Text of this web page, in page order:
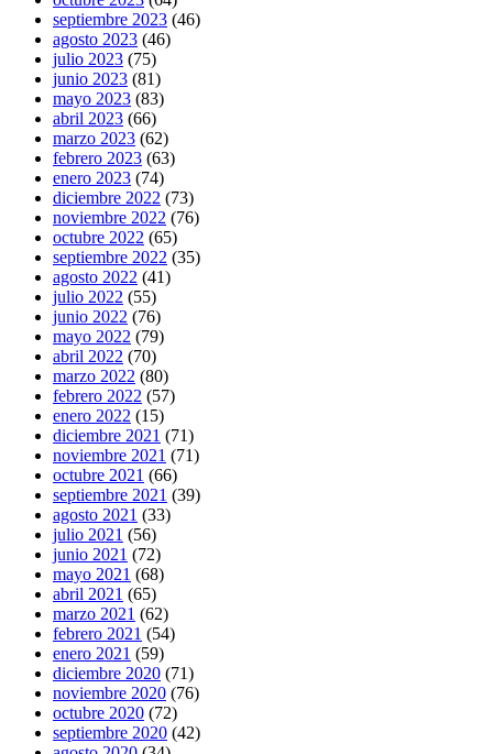
septiembre 2023 (46)
agosto 2023 (46)
julio 2023 (75)
junio 2023 (81)
mayo 2023 (83)
abril 2023 (66)
marzo 2023 (62)
febrero 2023 (63)
enero 2023 (74)
diciembre 2022 (73)
noviembre 2022 (76)
octubre 2022 (65)
septiembre 2022 (35)
agosto 2022 (41)
julio 2022 (55)
junio 2022 (76)
mayo 2022 (79)
abril 2022 (70)
marzo 2022 (80)
febrero 2022 (57)
enero 2022 (15)
diciembre 2021 (71)
noviembre 2021 (71)
octubre 2021 (66)
septiembre 2021 (39)
agosto 2021 (33)
julio 2021 (56)
junio 2021 (72)
mayo 2021 (68)
abril 2021 (65)
marzo 2021 (62)
febrero 2021 (54)
enero 2021 (59)
diciembre 2020 (71)
noviembre 2020 (76)
octubre 2020 (72)
septiembre 2020 (42)